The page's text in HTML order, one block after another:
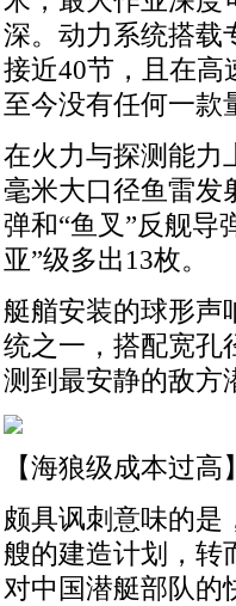
深。动力系统搭载
接近40节，且在高
至今没有任何一款
在火力与探测能力
毫米大口径鱼雷发
弹和“鱼叉”反舰导
亚”级多出13枚。
艇艏安装的球形声
统之一，搭配宽孔
测到最安静的敌方
【海狼级成本过高】
颇具讽刺意味的是
艘的建造计划，转
对中国潜艇部队的